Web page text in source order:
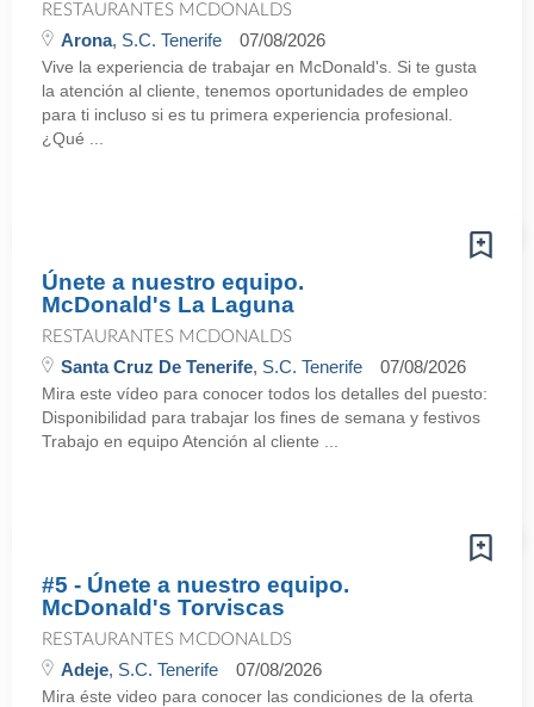
RESTAURANTES MCDONALDS
Arona, S.C. Tenerife 07/08/2026
Vive la experiencia de trabajar en McDonald's. Si te gusta
la atención al cliente, tenemos oportunidades de empleo
para ti incluso si es tu primera experiencia profesional.
¿Qué ...
Únete a nuestro equipo.
McDonald's La Laguna
RESTAURANTES MCDONALDS
Santa Cruz De Tenerife, S.C. Tenerife 07/08/2026
Mira este vídeo para conocer todos los detalles del puesto:
Disponibilidad para trabajar los fines de semana y festivos
Trabajo en equipo Atención al cliente ...
#5 - Únete a nuestro equipo.
McDonald's Torviscas
RESTAURANTES MCDONALDS
Adeje, S.C. Tenerife 07/08/2026
Mira éste video para conocer las condiciones de la oferta